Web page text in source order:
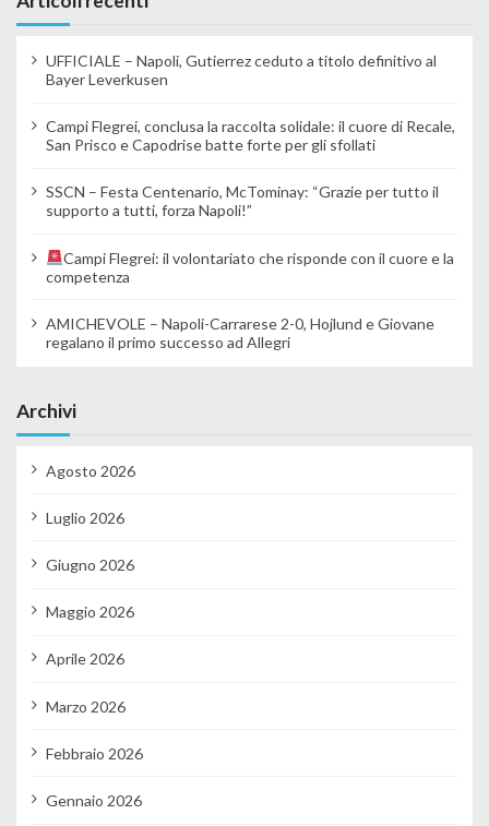
UFFICIALE – Napoli, Gutierrez ceduto a titolo definitivo al
Bayer Leverkusen
Campi Flegrei, conclusa la raccolta solidale: il cuore di Recale,
San Prisco e Capodrise batte forte per gli sfollati
SSCN – Festa Centenario, McTominay: “Grazie per tutto il
supporto a tutti, forza Napoli!”
Campi Flegrei: il volontariato che risponde con il cuore e la
competenza
AMICHEVOLE – Napoli-Carrarese 2-0, Hojlund e Giovane
regalano il primo successo ad Allegri
Archivi
Agosto 2026
Luglio 2026
Giugno 2026
Maggio 2026
Aprile 2026
Marzo 2026
Febbraio 2026
Gennaio 2026